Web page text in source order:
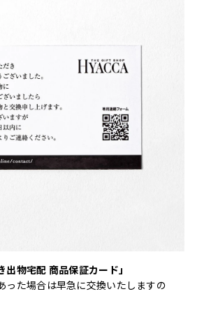
物宅配 商品保証カード」
った場合は早急に交換いたしますの